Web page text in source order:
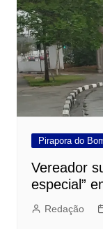
Pirapora do
Vereador
especial”
Redação